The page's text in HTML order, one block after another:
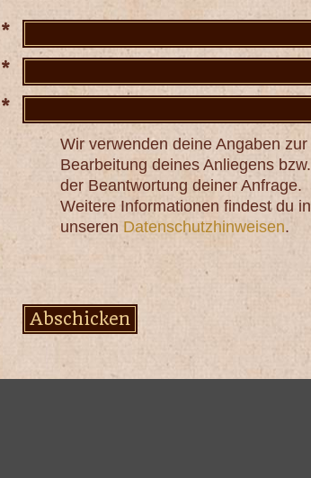
Wir verwenden deine Angaben zur
Bearbeitung deines Anliegens bzw.
der Beantwortung deiner Anfrage.
Weitere Informationen findest du in
unseren Datenschutzhinweisen.